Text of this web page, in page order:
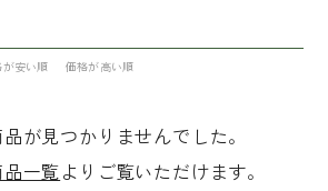
・土壌改良剤
含む)
安い順 価格が高い順
が見つかりませんでした。
品一覧よりご覧いただけます。